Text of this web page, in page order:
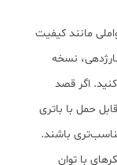
مانند کیفیت
نسخه
اگر قصد
حمل با باتری
باشند.
با توان